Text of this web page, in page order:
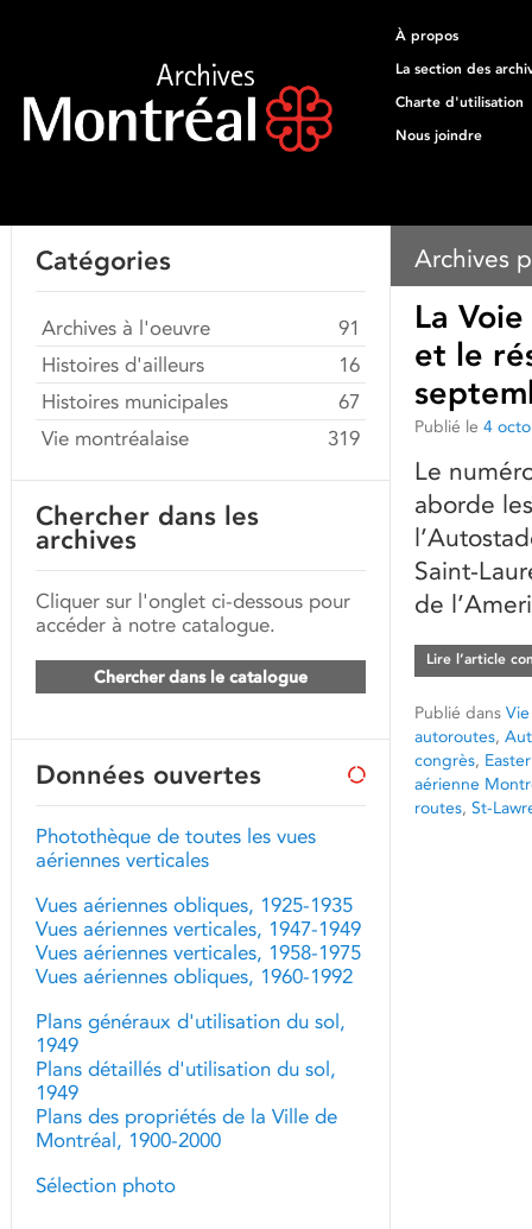
À propos
La section des
Charte d'utilisation
Nous joindre
Archives
La
et le
Publié le 4
Le
aborde
Saint-
de
Lire l’article
Publié dans
autoroutes,
congrès,
aérienne
routes, St-
Catégories
Archives à l'oeuvre
91
Histoires d'ailleurs
16
Histoires municipales
67
Vie montréalaise
319
Chercher dans les
archives
Cliquer sur l'onglet ci-dessous pour
accéder à notre catalogue.
Chercher dans le catalogue
Données ouvertes
Photothèque de toutes les vues
aériennes verticales
Vues aériennes obliques, 1925-1935
Vues aériennes verticales, 1947-1949
Vues aériennes verticales, 1958-1975
Vues aériennes obliques, 1960-1992
Plans généraux d'utilisation du sol,
1949
Plans détaillés d'utilisation du sol,
1949
Plans des propriétés de la Ville de
Montréal, 1900-2000
Sélection photo